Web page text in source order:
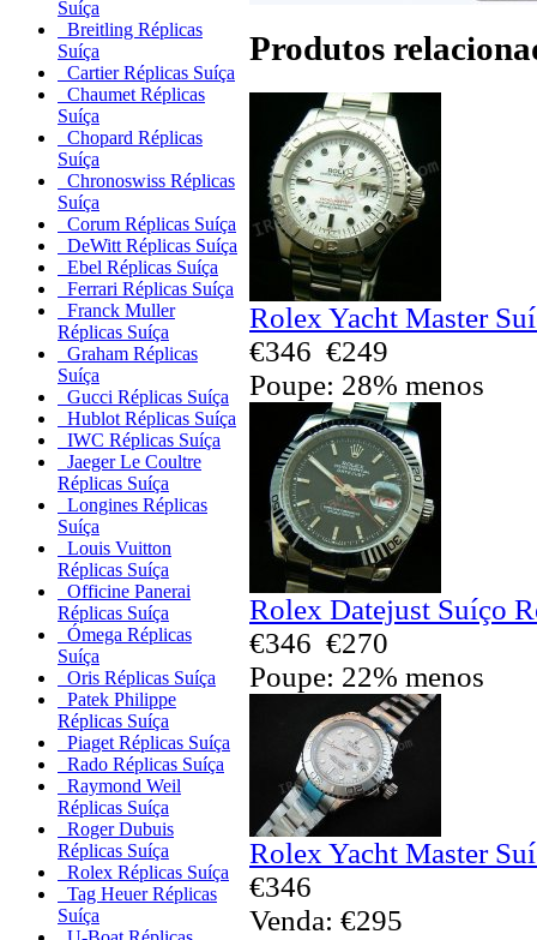
Suíça
Breitling Réplicas
Suíça
Cartier Réplicas Suíça
Chaumet Réplicas
Suíça
Chopard Réplicas
Suíça
Chronoswiss Réplicas
Suíça
Corum Réplicas Suíça
DeWitt Réplicas Suíça
Ebel Réplicas Suíça
Ferrari Réplicas Suíça
Franck Muller
Réplicas Suíça
Graham Réplicas
Suíça
Gucci Réplicas Suíça
Hublot Réplicas Suíça
IWC Réplicas Suíça
Jaeger Le Coultre
Réplicas Suíça
Longines Réplicas
Suíça
Louis Vuitton
Réplicas Suíça
Officine Panerai
Réplicas Suíça
Ómega Réplicas
Suíça
Oris Réplicas Suíça
Patek Philippe
Réplicas Suíça
Piaget Réplicas Suíça
Rado Réplicas Suíça
Raymond Weil
Réplicas Suíça
Roger Dubuis
Réplicas Suíça
Rolex Réplicas Suíça
Tag Heuer Réplicas
Suíça
Produtos
Rolex Yacht Master
€346 €249
Poupe: 28% menos
Rolex Datejust Suíço
€346 €270
Poupe: 22% menos
Rolex Yacht Master
€346
Venda: €295